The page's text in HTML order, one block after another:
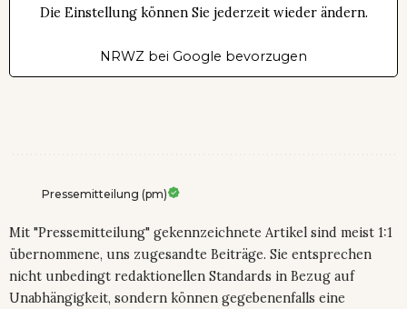
Die Einstellung können Sie jederzeit wieder ändern.
NRWZ bei Google bevorzugen
Pressemitteilung (pm)
Mit "Pressemitteilung" gekennzeichnete Artikel sind meist 1:1
übernommene, uns zugesandte Beiträge. Sie entsprechen
nicht unbedingt redaktionellen Standards in Bezug auf
Unabhängigkeit, sondern können gegebenenfalls eine